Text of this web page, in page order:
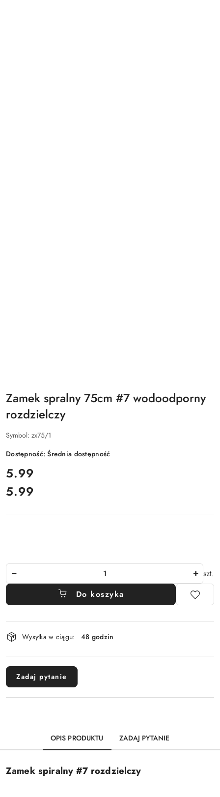
Zamek spralny 75cm #7 wodoodporny
rozdzielczy
Symbol: zx75/1
Dostępność:Średnia dostępność
cena:
5.99
Cena:
5.99
szt.
Do koszyka
Dostępność
i
dostawa
Wysyłka w ciągu: 48 godzin
Zadaj pytanie
OPIS PRODUKTU ZADAJ PYTANIE
Zamek spiralny #7 rozdzielczy